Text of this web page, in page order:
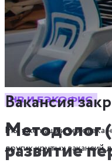
Вакансия
Мы уже нашли человека
других крутых вакансий
HR И БЭКОФИС
Методолог
развитие